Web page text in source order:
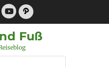
YouTube
Pfad
Fuß